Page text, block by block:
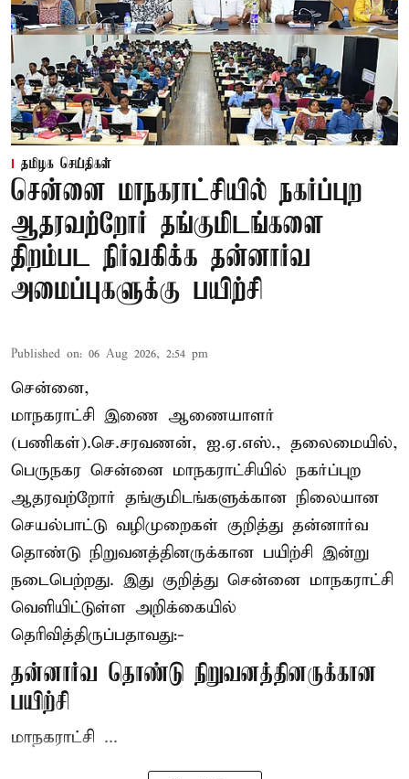
தமிழக செய்திகள்
சென்னை மாநகராட்சியில் நகர்ப்புற
ஆதரவற்றோர் தங்குமிடங்களை
திறம்பட நிர்வகிக்க தன்னார்வ
அமைப்புகளுக்கு பயிற்சி
Published on: 06 Aug 2026, 2:54 pm
சென்னை,
மாநகராட்சி இணை ஆணையாளர்
(பணிகள்).செ.சரவணன், ஐ.ஏ.எஸ்., தலைமையில்,
பெருநகர சென்னை மாநகராட்சியில் நகர்ப்புற
ஆதரவற்றோர் தங்குமிடங்களுக்கான நிலையான
செயல்பாட்டு வழிமுறைகள் குறித்து தன்னார்வ
தொண்டு நிறுவனத்தினருக்கான பயிற்சி இன்று
நடைபெற்றது. இது குறித்து சென்னை மாநகராட்சி
வெளியிட்டுள்ள அறிக்கையில்
தெரிவித்திருப்பதாவது:-
தன்னார்வ தொண்டு நிறுவனத்தினருக்கான
பயிற்சி
மாநகராட்சி ...